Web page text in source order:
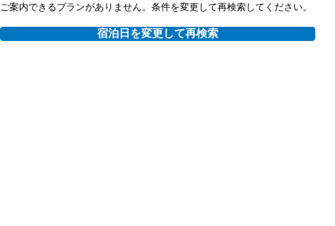
ご案内できるプランがありません。条件を変更して再検索してください。
宿泊日を変更して再検索